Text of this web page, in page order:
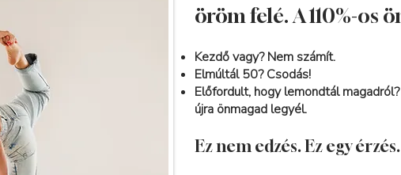
öröm felé. A 110%-os
Kezdő vagy? Nem számít.
Elmúltál 50? Csodás!
Előfordult, hogy lemondtál
újra önmagad legyél.
Ez nem edzés. Ez egy